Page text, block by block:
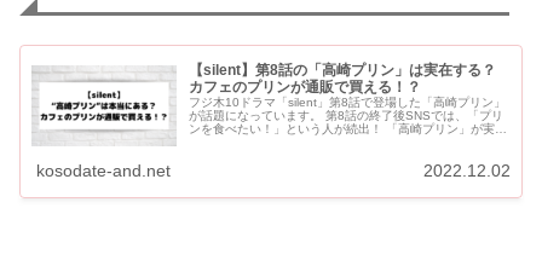
【silent】第8話の「高崎プリン」は実在する？
カフェのプリンが通販で買える！？
フジ木10ドラマ「silent」第8話で登場した「高崎プリン」
が話題になっています。 第8話の終了後SNSでは、「プリ
ンを食べたい！」という人が続出！ 「高崎プリン」が実在
kosodate-and.net 2022.12.02